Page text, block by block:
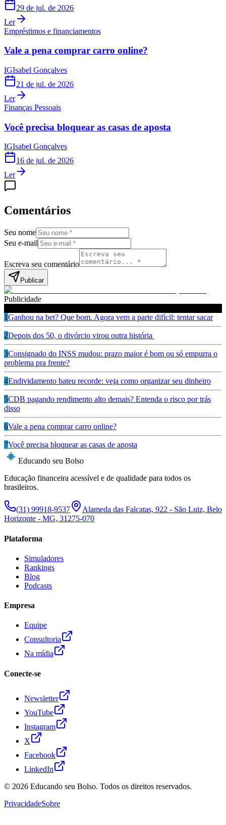
29 de jul. de 2026
Ler
Empréstimos e financiamentos
Vale a pena comprar carro online?
IGIsabel Gonçalves
21 de jul. de 2026
Ler
Finanças Pessoais
Você precisa bloquear as casas de aposta
IGIsabel Gonçalves
16 de jul. de 2026
Ler
Comentários
Seu nome
Seu e-mail
Escreva seu comentário
Publicar
Publicidade
1Ganhou na bet? Que bom. Agora vem a parte difícil: tentar sacar
2Depois dos 50, o divórcio virou outra história
3Consignado do INSS mudou: prazo maior é bom ou só empurra o
problema pra frente?
4Endividamento bateu recorde: veja como organizar seu dinheiro
5CDB pagando rendimento alto demais? Entenda o risco por trás
disso
6Vale a pena comprar carro online?
7Você precisa bloquear as casas de aposta
Educando seu Bolso
Educação financeira acessível e de qualidade para todos os
brasileiros.
(31) 99918-9537
Alameda das Falcatas, 922 - São Luiz, Belo
Horizonte - MG, 31275-070
Plataforma
Simuladores
Rankings
Blog
Podcasts
Empresa
Equipe
Consultoria
Na mídia
Conecte-se
Newsletter
YouTube
Instagram
X
Facebook
LinkedIn
© 2026 Educando seu Bolso. Todos os direitos reservados.
PrivacidadeSobre